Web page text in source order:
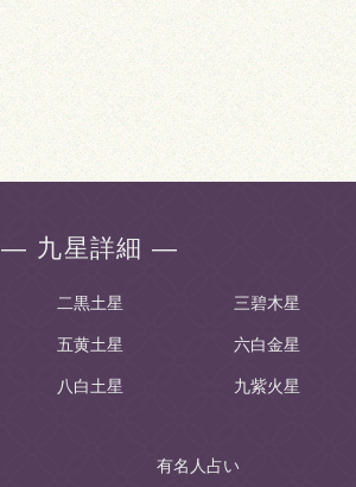
― 九星詳細 ―
二黒土星 三碧木星
五黄土星 六白金星
八白土星 九紫火星
有名人占い